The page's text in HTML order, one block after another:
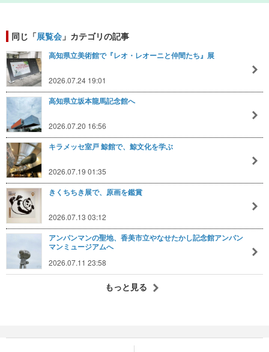
同じ「展覧会 」カテゴリの記事
高知県立美術館で『レオ・レオーニと仲間たち』展
2026.07.24 19:01
高知県立坂本龍馬記念館へ
2026.07.20 16:56
キラメッセ室戸 鯨館で、鯨文化を学ぶ
2026.07.19 01:35
きくちちき展で、原画を鑑賞
2026.07.13 03:12
アンパンマンの聖地、香美市立やなせたかし記念館アンパン
マンミュージアムへ
2026.07.11 23:58
もっと見る